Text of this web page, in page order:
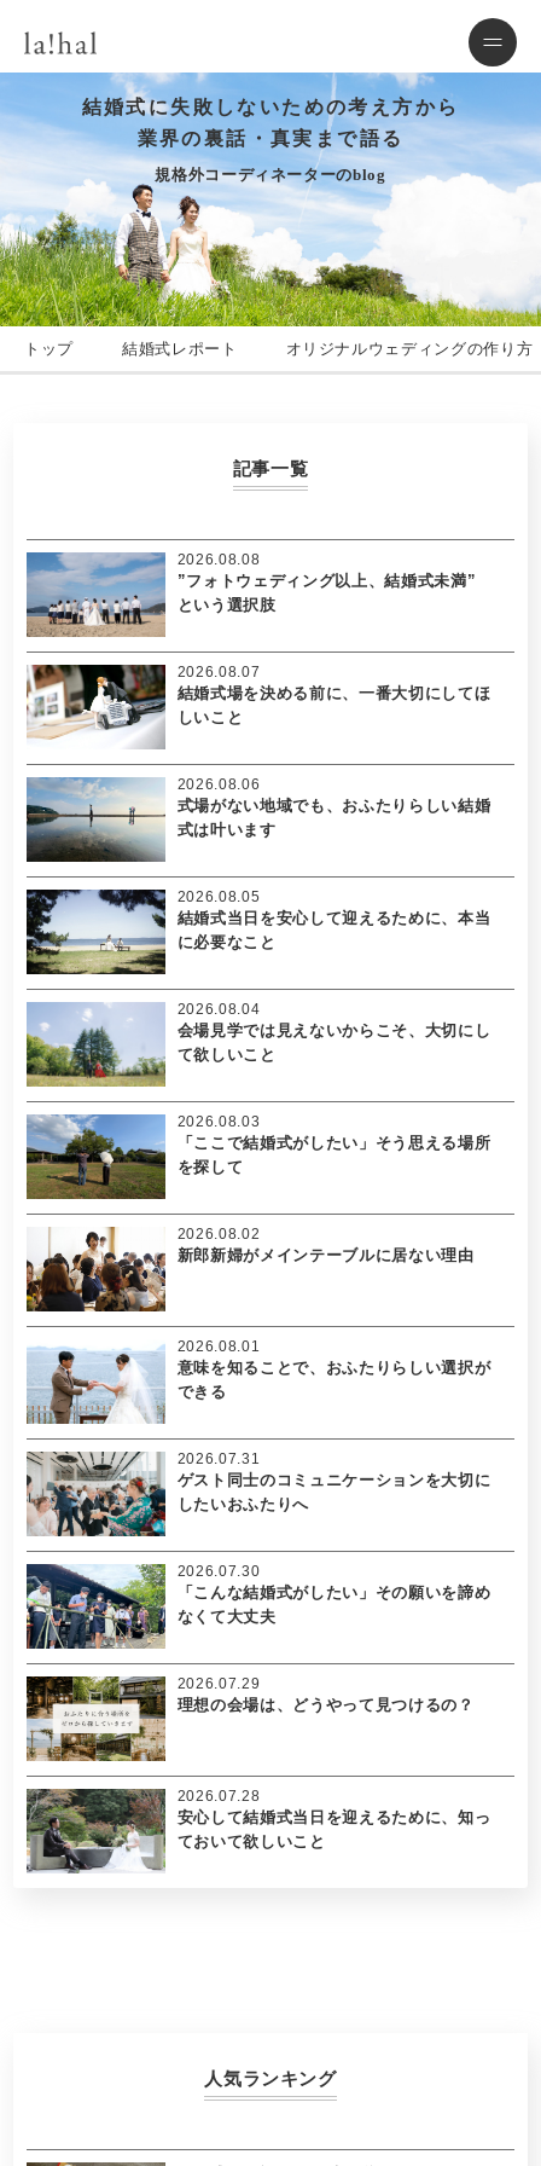
結婚式に失敗しないための考え方から
業界の裏話・真実まで語る
規格外コーディネーターのblog
トップ 結婚式レポート オリジナルウェディングの作り方
記事一覧
”フォトウェディング以上、結婚式未満”
という選択肢
2026.08.08
結婚式場を決める前に、一番大切にしてほ
しいこと
2026.08.07
式場がない地域でも、おふたりらしい結婚
式は叶います
2026.08.06
結婚式当日を安心して迎えるために、本当
に必要なこと
2026.08.05
会場見学では見えないからこそ、大切にし
て欲しいこと
2026.08.04
「ここで結婚式がしたい」そう思える場所
を探して
2026.08.03
新郎新婦がメインテーブルに居ない理由
2026.08.02
意味を知ることで、おふたりらしい選択が
できる
2026.08.01
ゲスト同士のコミュニケーションを大切に
したいおふたりへ
2026.07.31
「こんな結婚式がしたい」その願いを諦め
なくて大丈夫
2026.07.30
理想の会場は、どうやって見つけるの？
2026.07.29
安心して結婚式当日を迎えるために、知っ
ておいて欲しいこと
2026.07.28
人気ランキング